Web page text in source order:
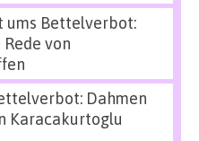
ums Bettelverbot:
von
Dahmen
Karacakurtoglu